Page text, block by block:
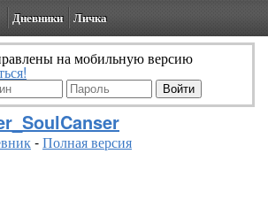
Дневники Личка
на мобильную версию
-Полная версия